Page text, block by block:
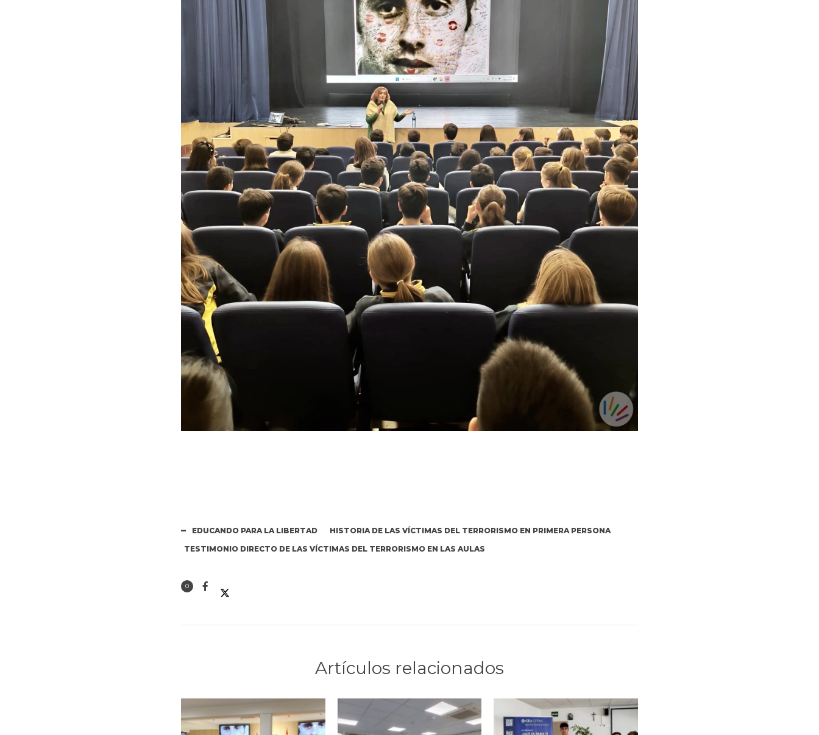
EDUCANDO PARA LA LIBERTAD
HISTORIA DE LAS VÍCTIMAS DEL TERRORISMO EN PRIMERA PERSONA
TESTIMONIO DIRECTO DE LAS VÍCTIMAS DEL TERRORISMO EN LAS AULAS
0
Artículos relacionados